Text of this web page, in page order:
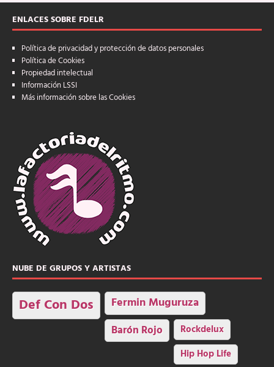
ENLACES SOBRE FDELR
Política de privacidad y protección de datos personales
Política de Cookies
Propiedad intelectual
Información LSSI
Más información sobre las Cookies
NUBE DE GRUPOS Y ARTISTAS
Def Con Dos Fermin Muguruza
Barón Rojo Rockdelux
Hip Hop Life